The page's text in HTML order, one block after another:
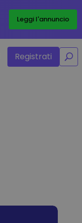
Leggi l'annuncio
Registrati
/